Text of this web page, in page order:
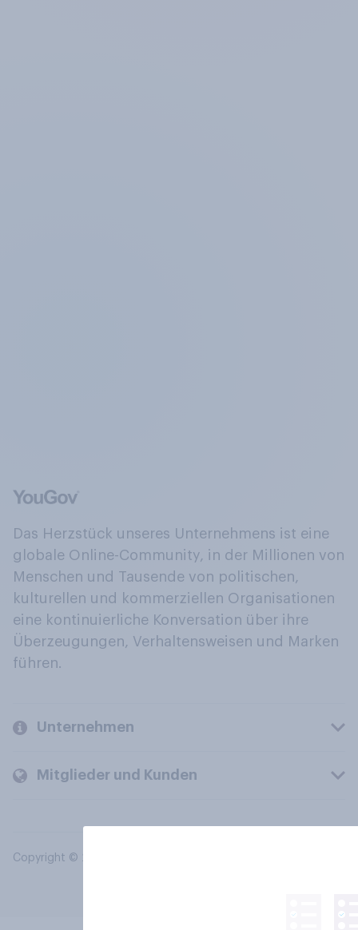
Das Herzstück unseres Unternehmens ist eine
globale Online-Community, in der Millionen von
Menschen und Tausende von politischen,
kulturellen und kommerziellen Organisationen
eine kontinuierliche Konversation über ihre
Überzeugungen, Verhaltensweisen und Marken
führen.
Unternehmen
Mitglieder und Kunden
Copyright © 2026 YouGov PLC. Alle Rechte vorbehalten.